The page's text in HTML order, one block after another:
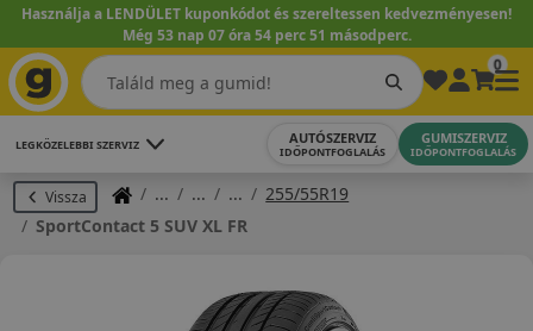
Használja a LENDÜLET kuponkódot és szereltessen kedvezményesen!
Még 53 nap 07 óra 54 perc 50 másodperc.
0
LEGKÖZELEBBI SZERVIZ AUTÓSZERVIZ
IDŐPONTFOGLALÁS
GUMISZERVIZ
IDŐPONTFOGLALÁS
Vissza
255/55R19
SportContact 5 SUV XL FR